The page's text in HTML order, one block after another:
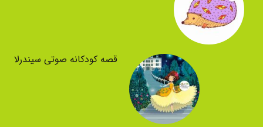
قصه کودکانه صوتی سیندرلا